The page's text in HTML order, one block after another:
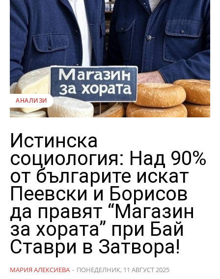
АНАЛИЗИ
Истинска
социология: Над 90%
от българите искат
Пеевски и Борисов
да правят “Магазин
за хората” при Бай
Ставри в Затвора!
МАРИЯ АЛЕКСИЕВА - ПОНЕДЕЛНИК, 11 АВГУСТ 2025